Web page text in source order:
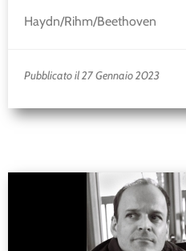
Haydn/Rihm/Beethoven
Pubblicato il 27 Gennaio 2023